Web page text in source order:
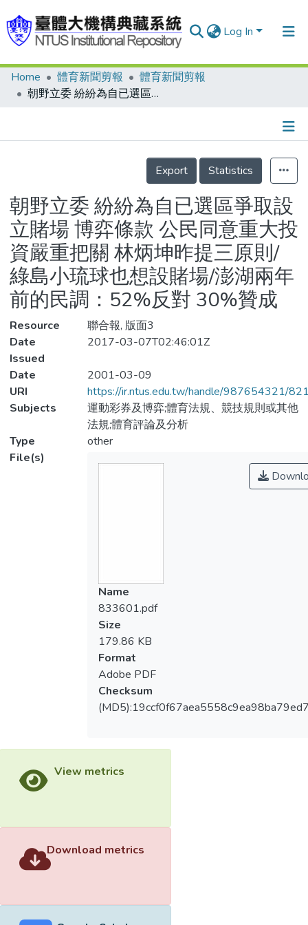
Log In
Communities & Collections
Statistics
Home 體育新聞剪報
體育新聞剪報
朝野立委 紛紛為自已選區爭取設立賭場 博弈條款 公民同意重大投資嚴重把關 林炳坤昨提三原則/綠島小琉球也想設賭場/澎湖兩年前的民調：52%反對 30%贊成
Details
Export
Statistics
朝野立委 紛紛為自已選區爭取設
立賭場 博弈條款 公民同意重大投
資嚴重把關 林炳坤昨提三原則/
綠島小琉球也想設賭場/澎湖兩年
前的民調：52%反對 30%贊成
Resource
聯合報, 版面3
Date
Issued
2017-03-07T02:46:01Z
Date
2001-03-09
URI
https://ir.ntus.edu.tw/handle/987654321/
Subjects
運動彩券及博弈;體育法規、競技規則或其他
法規;體育評論及分析
Type
other
File(s)
Name
833601.pdf
Size
179.86 KB
Format
Adobe PDF
Checksum
View metrics
Download metrics